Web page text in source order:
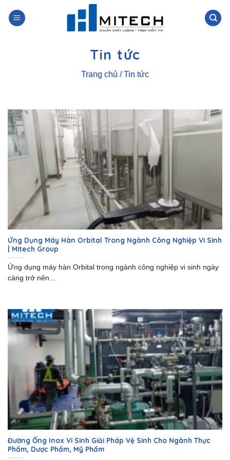
Tin tức
Trang chủ /Tin tức
Ứng Dụng Máy Hàn Orbital Trong Ngành Công Nghiệp Vi Sinh
| Mitech Group
Ứng dụng máy hàn Orbital trong ngành công nghiệp vi sinh ngày
càng trở nên...
Đường Ống Inox Vi Sinh Giải Pháp Vệ Sinh Cho Ngành Thực
Phẩm, Dược Phẩm, Mỹ Phẩm